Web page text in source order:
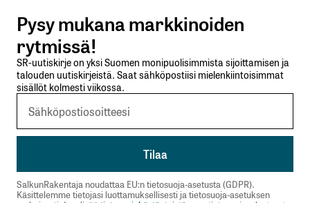
Lähetä kommentti
Pysy mukana markkinoiden
rytmissä!
SR-uutiskirje on yksi Suomen monipuolisimmista sijoittamisen ja
talouden uutiskirjeistä. Saat sähköpostiisi mielenkiintoisimmat
sisällöt kolmesti viikossa.
SalkunRakentaja noudattaa EU:n tietosuoja-asetusta (GDPR).
Käsittelemme tietojasi luottamuksellisesti ja tietosuoja-asetuksen